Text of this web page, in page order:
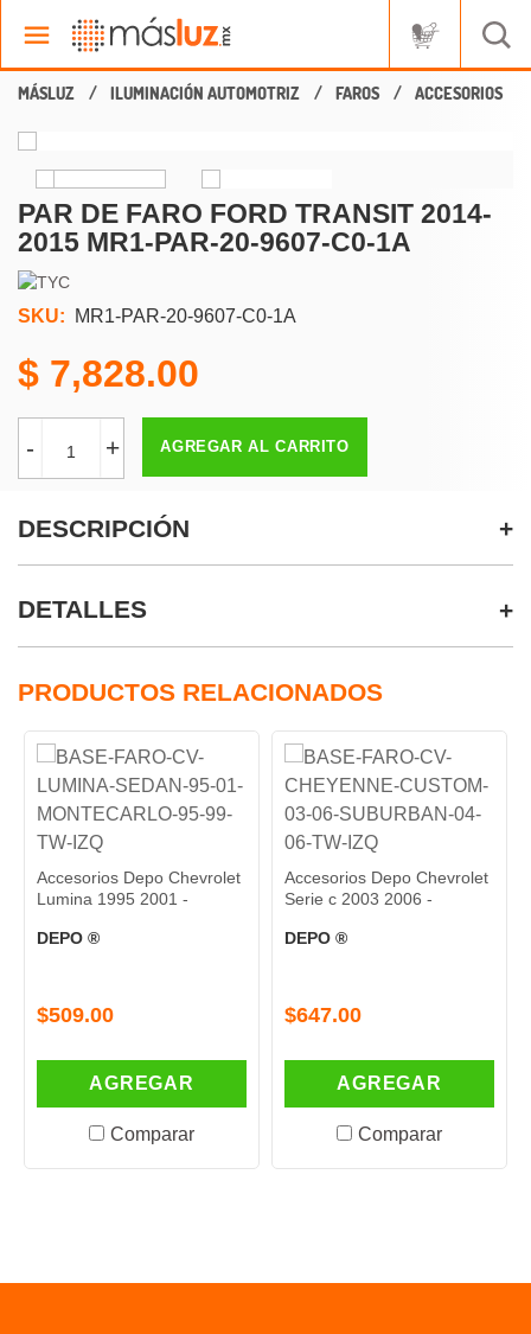
ILUMINACIÓN AUTOMOTRIZ FAROS ACCESORIOS
PAR DE FARO FORD TRANSIT 2014-
2015 MR1-PAR-20-9607-C0-1A
SKU: MR1-PAR-20-9607-C0-1A
7,828.00
- + AGREGAR AL CARRITO
DESCRIPCIÓN
DETALLES
PRODUCTOS RELACIONADOS
Depo Chevrolet
1995 2001 -
AGREGAR
Comparar
Accesorios Depo Chevrolet
Serie c 2003 2006 -
AGREGAR
Comparar